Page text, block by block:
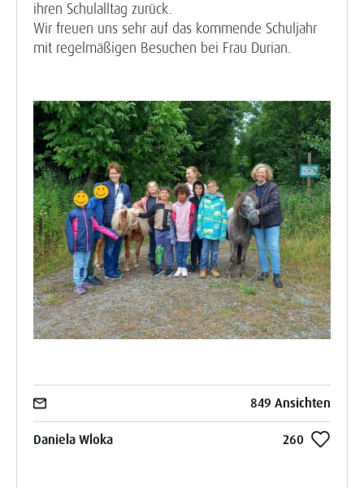
ihren Schulalltag zurück.
Wir freuen uns sehr auf das kommende Schuljahr
mit regelmäßigen Besuchen bei Frau Durian.
849 Ansichten
Daniela Wloka 260